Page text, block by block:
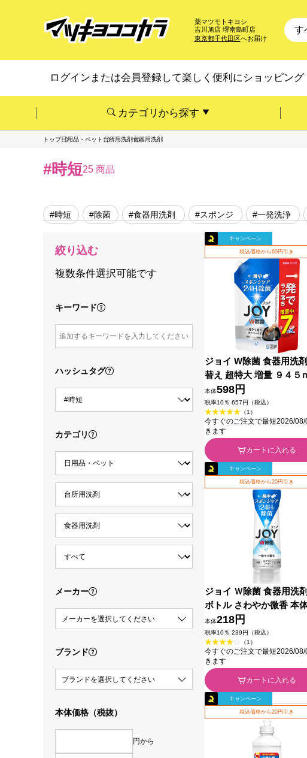
薬マツモトキヨシ
吉川旭店 堺南島町店
東京都千代田区へお届け
ログインまたは会員登録して楽しく便利にショッピング
カテゴリから探す
トップ日用品・ペット 台所用洗剤食器用洗剤
#時短25 商品
#時短 #除菌 #食器用洗剤 #スポンジ #一発洗浄
絞り込む
複数条件選択可能です
キーワード
ハッシュタグ
カテゴリ
メーカー
メーカーを選択してください
ブランド
ブランドを選択してください
本体価格（税抜）
円から
キャンペーン
税込価格から60円引き
ジョイ W除菌 食器用洗
替え 超特大 増量 ９４５
Ｐ＆Ｇジャパン
本体598円
税率10％ 657円（税込）
（1）
今すぐのご注文で最短2026/08/
きます
カートに入れる
キャンペーン
税込価格から20円引き
ジョイ Ｗ除菌 食器用洗
ボトル さわやか微香 本体
０ｍｌ Ｐ＆Ｇジャパン
本体218円
税率10％ 239円（税込）
（1）
今すぐのご注文で最短2026/08/
きます
カートに入れる
キャンペーン
税込価格から20円引き